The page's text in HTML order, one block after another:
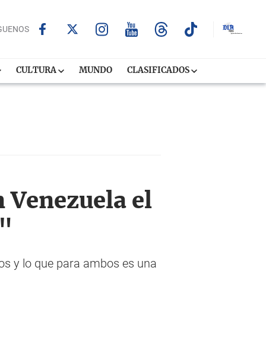
CULTURA MUNDO CLASIFICADOS
Venezuela el
y lo que para ambos es una